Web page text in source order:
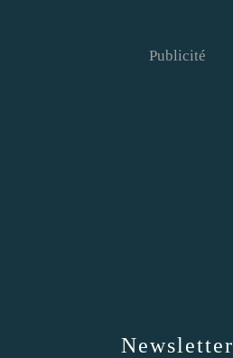
Newsletter
Publicité